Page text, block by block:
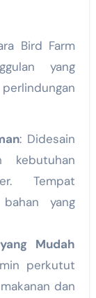
Bird Farm
yang
: Didesain
kebutuhan
Tempat
yang
Mudah
perkutut
dan